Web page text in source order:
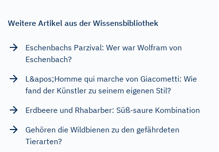
Weitere Artikel aus der Wissensbibliothek
Eschenbachs Parzival: Wer war Wolfram von
Eschenbach?
L&apos;Homme qui marche von Giacometti: Wie
fand der Künstler zu seinem eigenen Stil?
Erdbeere und Rhabarber: Süß-saure Kombination
Gehören die Wildbienen zu den gefährdeten
Tierarten?